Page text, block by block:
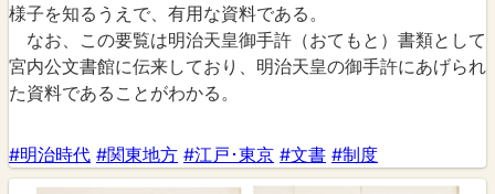
様子を知るうえで、有用な資料である。
なお、この要覧は明治天皇御手許（おてもと）書類として
宮内公文書館に伝来しており、明治天皇の御手許にあげられ
た資料であることがわかる。
#明治時代 #関東地方 #江戸･東京 #文書 #制度